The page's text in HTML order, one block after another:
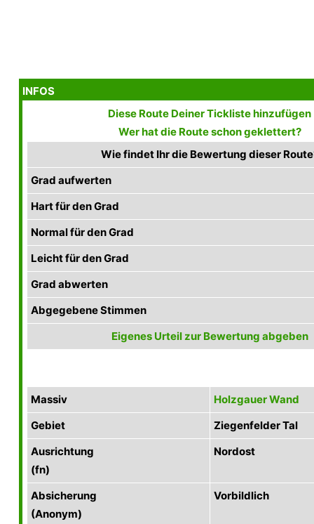
INFOS
Diese Route Deiner Tickliste hinzufügen
Wer hat die Route schon geklettert?
Wie findet Ihr die Bewertung dieser
Grad aufwerten
Hart für den Grad
Normal für den Grad
Leicht für den Grad
Grad abwerten
Abgegebene Stimmen
Eigenes Urteil zur Bewertung abgeben
Massiv
Holzgauer Wand
Gebiet
Ziegenfelder Tal
Ausrichtung
(fn)
Nordost
Absicherung
(Anonym)
Vorbildlich